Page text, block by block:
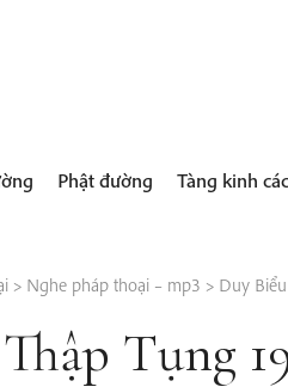
Phật đường Tàng kinh các
> Nghe pháp thoại – mp3 > Duy
Tụng